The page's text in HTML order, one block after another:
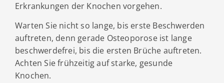
Erkrankungen der Knochen vorgehen.
Warten Sie nicht so lange, bis erste Beschwerden
auftreten, denn gerade Osteoporose ist lange
beschwerdefrei, bis die ersten Brüche auftreten.
Achten Sie frühzeitig auf starke, gesunde
Knochen.